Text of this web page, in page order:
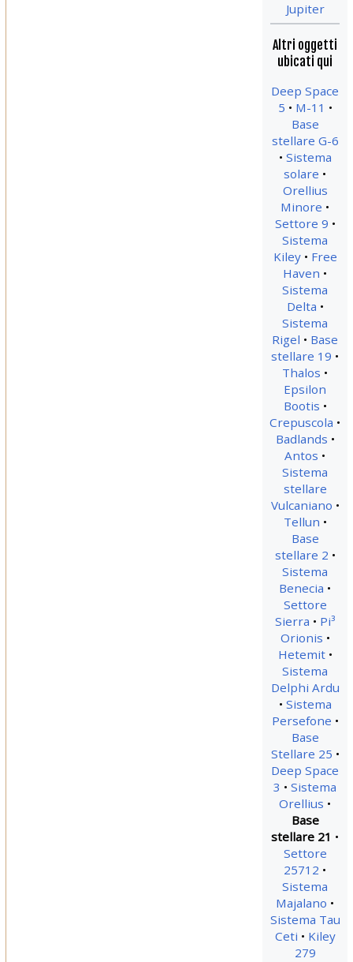
Jupiter
Altri oggetti
ubicati qui
Deep Space
5
M-11
Base
stellare G-6
Sistema
solare
Orellius
Minore
Settore 9
Sistema
Kiley
Free
Haven
Sistema
Delta
Sistema
Rigel
Base
stellare 19
Thalos
Epsilon
Bootis
Crepuscola
Badlands
Antos
Sistema
stellare
Vulcaniano
Tellun
Base
stellare 2
Sistema
Benecia
Settore
Sierra
Pi³
Orionis
Hetemit
Sistema
Delphi Ardu
Sistema
Persefone
Base
Stellare 25
Deep Space
3
Sistema
Orellius
Base
stellare 21
Settore
25712
Sistema
Majalano
Sistema Tau
Ceti
Kiley
279